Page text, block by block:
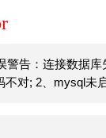
警告：连接数据
对; 2、mysql未启